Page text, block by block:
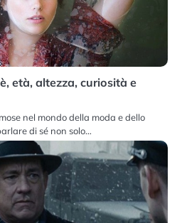
età, altezza, curiosità e
nel mondo della moda e dello
di sé non solo…